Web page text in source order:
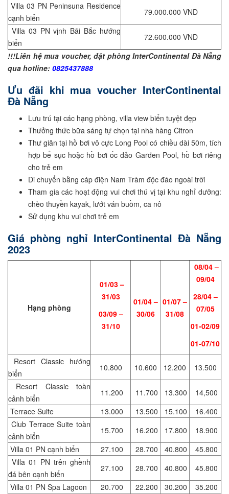
Villa 03 PN Peninsuna Residence
cạnh biển
79.000.000 VND
Villa 03 PN vịnh Bãi Bắc hướng
biển
72.600.000 VND
!!!Liên hệ mua voucher, đặt phòng InterContinental Đà Nẵng
qua hotline: 0825437888
Ưu đãi khi mua voucher InterContinental
Đà Nẵng
Lưu trú tại các hạng phòng, villa view biển tuyệt đẹp
Thưởng thức bữa sáng tự chọn tại nhà hàng Citron
Thư giãn tại hồ bơi vô cực Long Pool có chiều dài 50m, tích
hợp bể sục hoặc hồ bơi ốc đảo Garden Pool, hồ bơi riêng
cho trẻ em
Di chuyển bằng cáp điện Nam Tràm độc đáo ngoài trời
Tham gia các hoạt động vui chơi thú vị tại khu nghỉ dưỡng:
chèo thuyền kayak, lướt ván buồm, ca nô
Sử dụng khu vui chơi trẻ em
Giá phòng nghỉ InterContinental Đà Nẵng
2023
Hạng phòng
01/03 –
31/03
03/09 –
31/10
01/04 –
30/06
01/07 –
31/08
08/04 –
09/04
28/04 –
07/05
01-02/09
01-07/10
Resort Classic hướng
biển
10.800 10.600 12.200
13.500
Resort Classic toàn
cảnh biển
11.200 11.700 13.300
14,500
Terrace Suite
13.000 13.500 15.100
16.400
Club Terrace Suite toàn
cảnh biển
15.700 16.200 17.800
18.900
Villa 01 PN cạnh biển
27.100 28.700 40.800
45.800
Villa 01 PN trên ghềnh
đá bên cạnh biển
27.100 28.700 40.800
45.800
Villa 01 PN Spa Lagoon
20.700 22.200 30.200
35.200